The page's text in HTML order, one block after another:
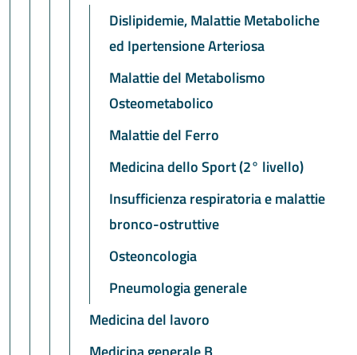
Dislipidemie, Malattie Metaboliche
ed Ipertensione Arteriosa
Malattie del Metabolismo
Osteometabolico
Malattie del Ferro
Medicina dello Sport (2° livello)
Insufficienza respiratoria e malattie
bronco-ostruttive
Osteoncologia
Pneumologia generale
Medicina del lavoro